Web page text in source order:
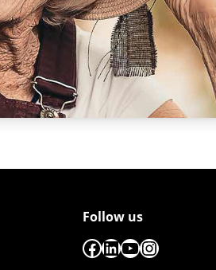
Follow us
Facebook
LinkedIn
YouTube
Instagram